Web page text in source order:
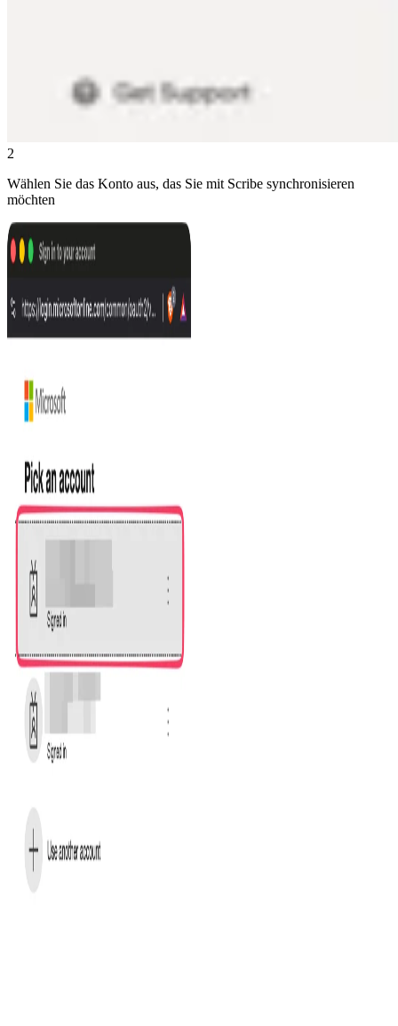
2
Wählen Sie das Konto aus, das Sie mit Scribe synchronisieren
möchten